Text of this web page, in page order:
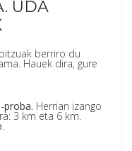
UDA
berriro du
Hauek dira, gure
proba. Herrian izango
3 km eta 6 km.